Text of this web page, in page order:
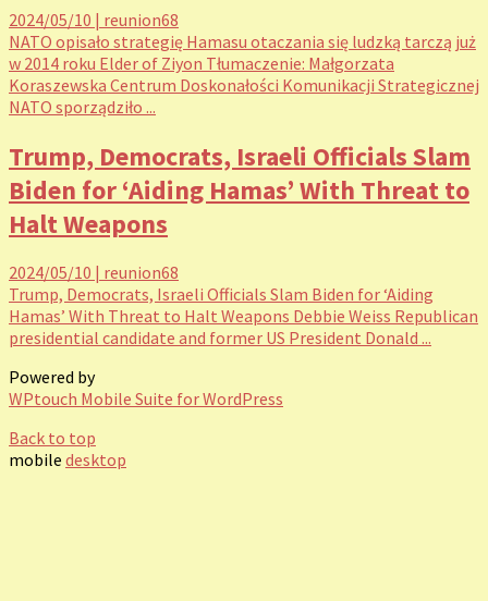
2024/05/10 | reunion68
NATO opisało strategię Hamasu otaczania się ludzką tarczą już
w 2014 roku Elder of Ziyon Tłumaczenie: Małgorzata
Koraszewska Centrum Doskonałości Komunikacji Strategicznej
NATO sporządziło ...
Trump, Democrats, Israeli Officials Slam
Biden for ‘Aiding Hamas’ With Threat to
Halt Weapons
2024/05/10 | reunion68
Trump, Democrats, Israeli Officials Slam Biden for ‘Aiding
Hamas’ With Threat to Halt Weapons Debbie Weiss Republican
presidential candidate and former US President Donald ...
Powered by
WPtouch Mobile Suite for WordPress
Back to top
mobile desktop